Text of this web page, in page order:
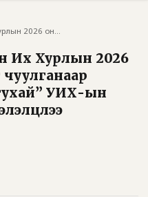
ТББХ: “Монгол Улсын Их Хурлын 2026 оны н...
Их Хурлын 2026
УИХ-ын